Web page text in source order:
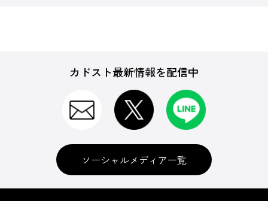
カドスト最新情報を配信中
ソーシャルメディア一覧